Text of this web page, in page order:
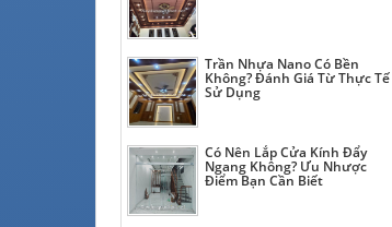
Trần Nhựa Nano Có Bền
Không? Đánh Giá Từ Thực Tế
Sử Dụng
Có Nên Lắp Cửa Kính Đẩy
Ngang Không? Ưu Nhược
Điểm Bạn Cần Biết